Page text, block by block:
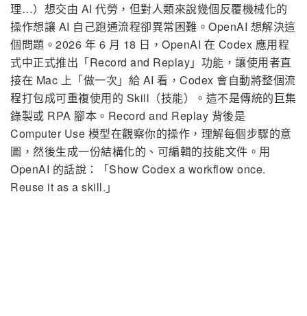
理…）想交由 AI 代勞，但對人類來說幾個反覆機械化的
操作想讓 AI 自己跑通流程卻異常困難。OpenAI 想解決這
個問題。2026 年 6 月 18 日，OpenAI 在 Codex 應用程
式中正式推出「Record and Replay」功能，讓使用者直
接在 Mac 上「做一次」給 AI 看，Codex 會自動將整個流
程打包成可重複使用的 Skill（技能）。這不是傳統的巨集
錄製或 RPA 腳本。Record and Replay 背後是
Computer Use 模型在觀察你的操作，理解每個步驟的意
圖，然後生成一份結構化的、可編輯的技能文件。用
OpenAI 的話說：「Show Codex a workflow once.
Reuse it as a skill.」